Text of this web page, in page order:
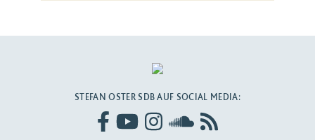
STEFAN OSTER SDB AUF SOCIAL MEDIA: